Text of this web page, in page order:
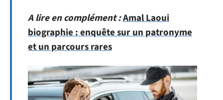
A lire en complément :Amal Laoui
biographie : enquête sur un patronyme
et un parcours rares